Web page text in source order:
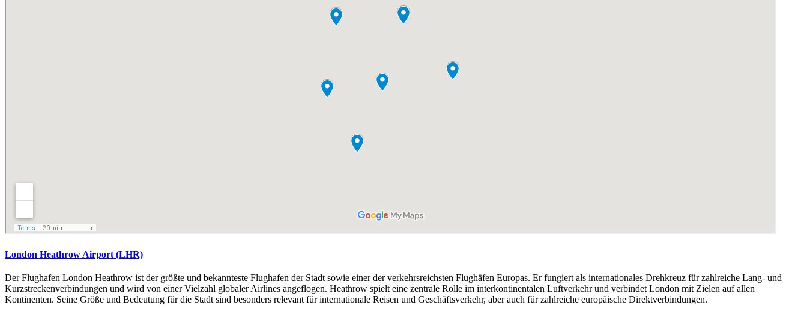
London Heathrow Airport (LHR)
Der Flughafen London Heathrow ist der größte und bekannteste Flughafen der Stadt sowie einer der verkehrsreichsten Flughäfen Europas. Er fungiert als internationales Drehkreuz für zahlreiche Lang- und
Kurzstreckenverbindungen und wird von einer Vielzahl globaler Airlines angeflogen. Heathrow spielt eine zentrale Rolle im interkontinentalen Luftverkehr und verbindet London mit Zielen auf allen
Kontinenten. Seine Größe und Bedeutung für die Stadt sind besonders relevant für internationale Reisen und Geschäftsverkehr, aber auch für zahlreiche europäische Direktverbindungen.